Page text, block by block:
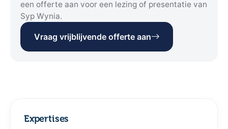
een offerte aan voor een lezing of presentatie van
Syp Wynia.
Vraag vrijblijvende offerte aan
Expertises